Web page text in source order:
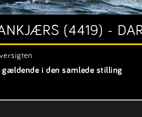
(4419) -
gældende i den samlede stilling